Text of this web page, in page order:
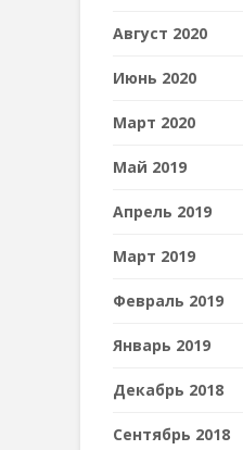
Август 2020
Июнь 2020
Март 2020
Май 2019
Апрель 2019
Март 2019
Февраль 2019
Январь 2019
Декабрь 2018
Сентябрь 2018